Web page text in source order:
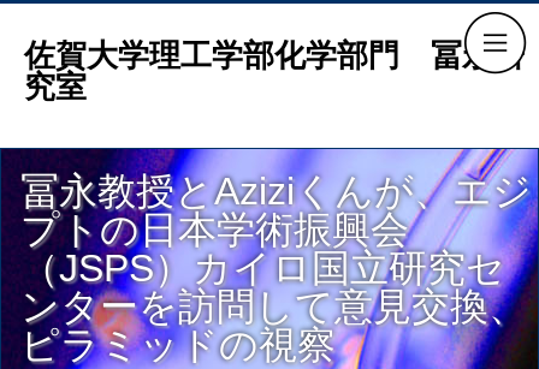
佐賀大学理工学部化学部門 冨永研
究室
冨永教授とAziziくんが、エジ
プトの日本学術振興会
（JSPS）カイロ国立研究セ
ンターを訪問して意見交換、
ピラミッドの視察